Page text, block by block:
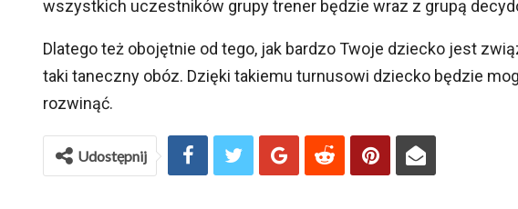
wszystkich uczestników grupy trener będzie wraz z grupą
Dlatego też obojętnie od tego, jak bardzo Twoje dziecko jest
taki taneczny obóz. Dzięki takiemu turnusowi dziecko będzie
rozwinąć.
Udostępnij